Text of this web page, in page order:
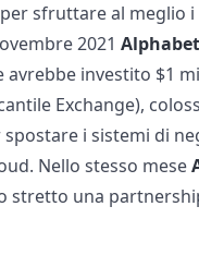
sfruttare al meglio
2021 Alphabet
avrebbe investito $1
Exchange),
i sistemi di
Nello stesso mese
stretto una